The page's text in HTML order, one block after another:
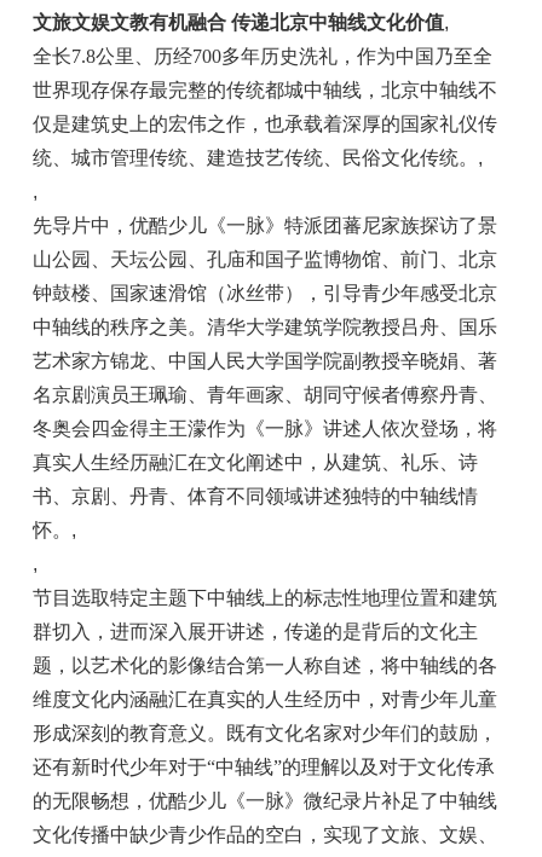
文旅文娱文教有机融合 传递北京中轴线文化价值,
全长7.8公里、历经700多年历史洗礼，作为中国乃至全
世界现存保存最完整的传统都城中轴线，北京中轴线不
仅是建筑史上的宏伟之作，也承载着深厚的国家礼仪传
统、城市管理传统、建造技艺传统、民俗文化传统。 ,
,
先导片中，优酷少儿《一脉》特派团蕃尼家族探访了景
山公园、天坛公园、孔庙和国子监博物馆、前门、北京
钟鼓楼、国家速滑馆（冰丝带），引导青少年感受北京
中轴线的秩序之美。清华大学建筑学院教授吕舟、国乐
艺术家方锦龙、中国人民大学国学院副教授辛晓娟、著
名京剧演员王珮瑜、青年画家、胡同守候者傅察丹青、
冬奥会四金得主王濛作为《一脉》讲述人依次登场，将
真实人生经历融汇在文化阐述中，从建筑、礼乐、诗
书、京剧、丹青、体育不同领域讲述独特的中轴线情
怀。 ,
,
节目选取特定主题下中轴线上的标志性地理位置和建筑
群切入，进而深入展开讲述，传递的是背后的文化主
题，以艺术化的影像结合第一人称自述，将中轴线的各
维度文化内涵融汇在真实的人生经历中，对青少年儿童
形成深刻的教育意义。既有文化名家对少年们的鼓励，
还有新时代少年对于“中轴线”的理解以及对于文化传承
的无限畅想，优酷少儿《一脉》微纪录片补足了中轴线
文化传播中缺少青少作品的空白，实现了文旅、文娱、